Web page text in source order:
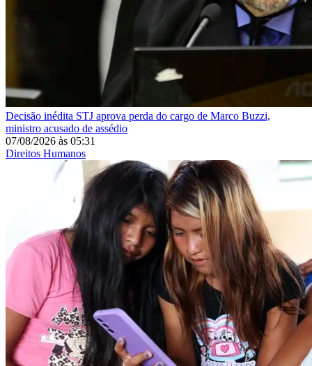
Decisão inédita STJ aprova perda do cargo de Marco Buzzi,
ministro acusado de assédio
07/08/2026 às 05:31
Direitos Humanos